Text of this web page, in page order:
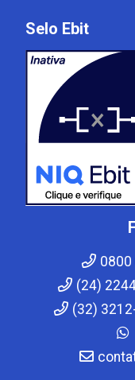
Selo Ebit
0800
(24)
(32)